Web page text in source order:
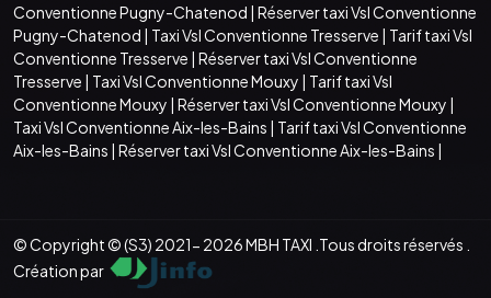
Conventionne Pugny-Chatenod | Réserver taxi Vsl Conventionne
Pugny-Chatenod | Taxi Vsl Conventionne Tresserve | Tarif taxi Vsl
Conventionne Tresserve | Réserver taxi Vsl Conventionne
Tresserve | Taxi Vsl Conventionne Mouxy | Tarif taxi Vsl
Conventionne Mouxy | Réserver taxi Vsl Conventionne Mouxy |
Taxi Vsl Conventionne Aix-les-Bains | Tarif taxi Vsl Conventionne
Aix-les-Bains | Réserver taxi Vsl Conventionne Aix-les-Bains |
© Copyright © (S3) 2021- 2026 MBH TAXI .Tous droits réservés .
Création par